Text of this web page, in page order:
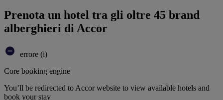
Prenota un hotel tra gli oltre 45 brand
alberghieri di Accor
errore (i)
Core booking engine
You’ll be redirected to Accor website to view available hotels and
book your stay